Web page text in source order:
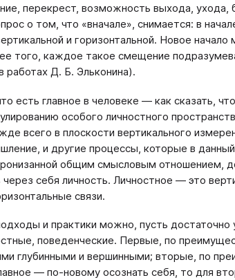
перекрест, возможность выхода, ухода,
о том, что «вначале», снимается: в
и горизонтальной. Новое начало
того, каждое такое смещение
работах Д. Б. Эльконина).
есть главное в человеке — как сказать,
особого личностного
всего в плоскости вертикального
и другие процессы, которые в
общим смысловым отношением,
себя личность. Личностное — это
связи.
и практики можно, пусть достаточно
поведенческие. Первые, по
глубинными и вершинными; вторые, по
— по-новому осознать себя, то для